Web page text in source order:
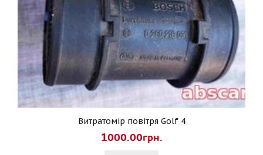
Витратомір повітря Golf 4
1000.00грн.